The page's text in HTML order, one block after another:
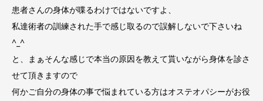
患者さんの身体が喋るわけではないですよ、
私達術者の訓練された手で感じ取るので誤解しないで下さいね
^_^
と、まぁそんな感じで本当の原因を教えて貰いながら身体を診さ
せて頂きますので
何かご自分の身体の事で悩まれている方はオステオパシーがお役